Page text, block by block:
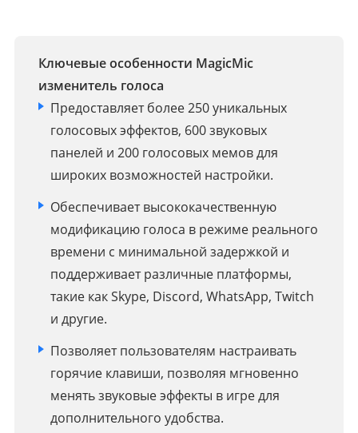
Ключевые особенности MagicMic
изменитель голоса
Предоставляет более 250 уникальных
голосовых эффектов, 600 звуковых
панелей и 200 голосовых мемов для
широких возможностей настройки.
Обеспечивает высококачественную
модификацию голоса в режиме реального
времени с минимальной задержкой и
поддерживает различные платформы,
такие как Skype, Discord, WhatsApp, Twitch
и другие.
Позволяет пользователям настраивать
горячие клавиши, позволяя мгновенно
менять звуковые эффекты в игре для
дополнительного удобства.